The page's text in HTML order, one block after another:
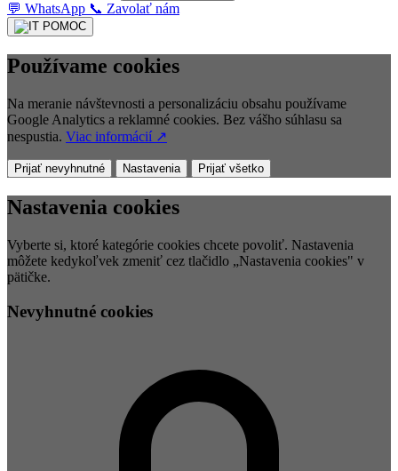
💬 WhatsApp 📞 Zavolať nám
Používame cookies
Na meranie návštevnosti a personalizáciu obsahu používame
Google Analytics a reklamné cookies. Bez vášho súhlasu sa
nespustia. Viac informácií ↗
Prijať nevyhnutné Nastavenia Prijať všetko
Nastavenia cookies
Vyberte si, ktoré kategórie cookies chcete povoliť. Nastavenia
môžete kedykoľvek zmeniť cez tlačidlo „Nastavenia cookies" v
pätičke.
Nevyhnutné cookies